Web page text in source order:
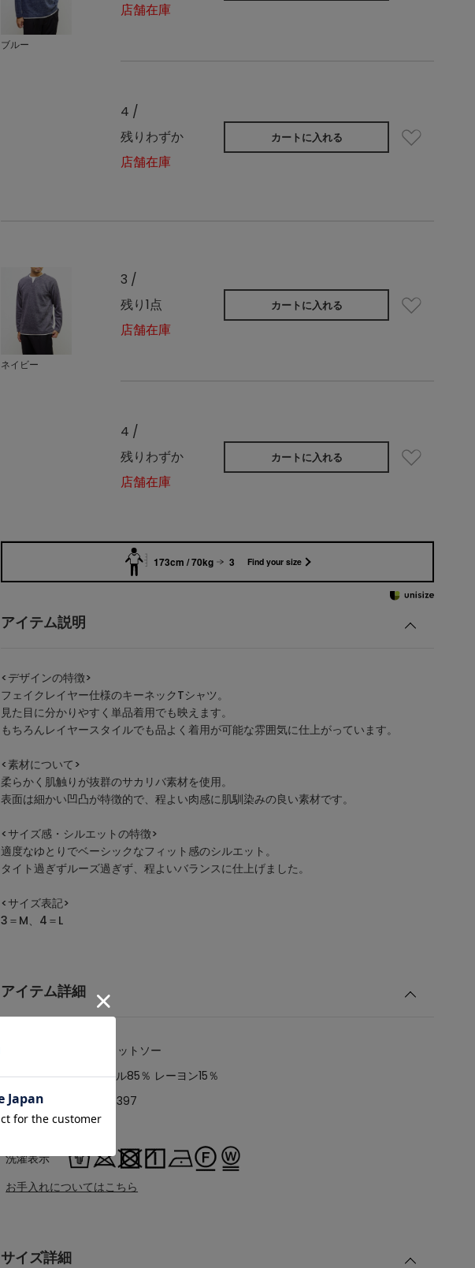
ブルー
店舗在庫
4 /
残りわずか
店舗在庫
カートに入れる
ネイビー
3 /
残り1点
店舗在庫
カートに入れる
4 /
残りわずか
店舗在庫
カートに入れる
173cm / 70kg 3 Find your size
アイテム説明
<デザインの特徴>
フェイクレイヤー仕様のキーネックTシャツ。
見た目に分かりやすく単品着用でも映えます。
もちろんレイヤースタイルでも品よく着用が可能な雰囲気に仕上がっています。
<素材について>
柔らかく肌触りが抜群のサカリバ素材を使用。
表面は細かい凹凸が特徴的で、程よい肉感に肌馴染みの良い素材です。
<サイズ感・シルエットの特徴>
適度なゆとりでベーシックなフィット感のシルエット。
タイト過ぎずルーズ過ぎず、程よいバランスに仕上げました。
<サイズ表記>
3＝M、4＝L
アイテム詳細
Tシャツ/カットソー
素材
ポリエステル85％ レーヨン15％
品番
A0459UTS397
原産国
中国
洗濯表示
お手入れについてはこちら
サイズ詳細